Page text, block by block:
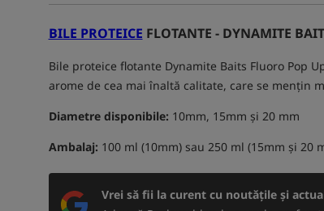
BILE PROTEICE FLOTANTE - DYNAMITE
Bile proteice flotante Dynamite Baits Fluoro Pop
arome de cea mai înaltă calitate, care se mențin
Diametre disponibile: 10mm, 15mm și 20 mm
Ambalaj: 100 ml (10mm) sau 250 ml (15mm și 20
Vrei să fii la curent cu noutățile și